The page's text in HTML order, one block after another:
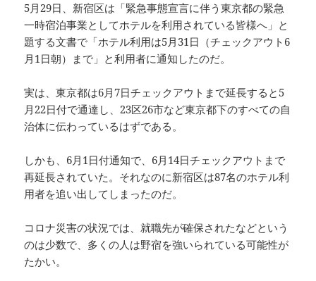
5月29日、新宿区は「緊急事態宣言に伴う東京都の緊急
一時宿泊事業としてホテルを利用されている皆様へ」と
題する文書で「ホテル利用は5月31日（チェックアウト6
月1日朝）まで」と利用者に通知したのだ。
実は、東京都は6月7日チェックアウトまで延長すると5
月22日付で通達し、23区26市など東京都下のすべての自
治体に伝わっているはずである。
しかも、6月1日付通知で、6月14日チェックアウトまで
再延長されていた。それなのに新宿区は87名のホテル利
用者を追い出してしまったのだ。
コロナ災害の状況では、就職先が確保されたなどという
のは少数で、多くの人は野宿を強いられている可能性が
たかい。